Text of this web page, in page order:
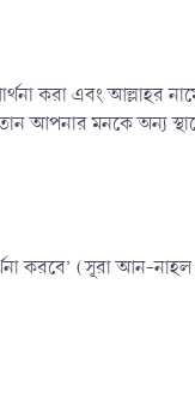
করা এবং আল্লাহর
মনকে অন্য
করবে’ (সূরা আন-